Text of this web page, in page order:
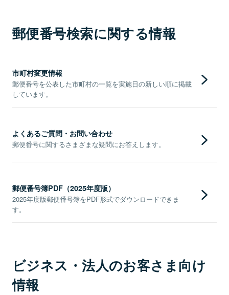
郵便番号検索に関する情報
市町村変更情報
郵便番号を公表した市町村の一覧を実施日の新しい順に掲載
しています。
よくあるご質問・お問い合わせ
郵便番号に関するさまざまな疑問にお答えします。
郵便番号簿PDF（2025年度版）
2025年度版郵便番号簿をPDF形式でダウンロードできま
す。
ビジネス・法人のお客さま向け
情報